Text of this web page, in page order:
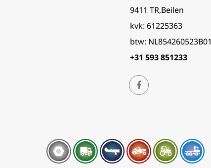
9411 TR,Beilen
kvk: 61225363
btw: NL854260523B01
+31 593 851233